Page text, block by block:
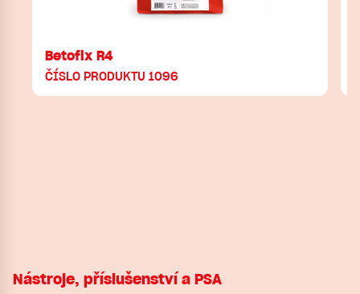
Betofix R4
ČÍSLO PRODUKTU 1096
Nástroje, příslušenství a PSA